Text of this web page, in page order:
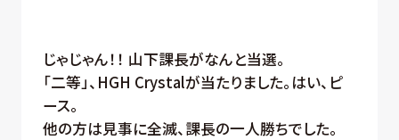
じゃじゃん！！ 山下課長がなんと当選。
「二等」、HGH Crystalが当たりました。はい、ピ
ース。
他の方は見事に全滅、課長の一人勝ちでした。